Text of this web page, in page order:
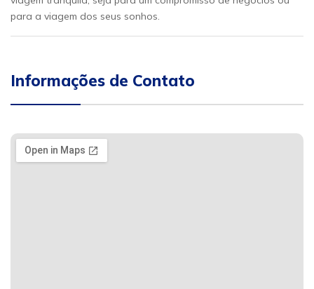
para a viagem dos seus sonhos.
Informações de Contato